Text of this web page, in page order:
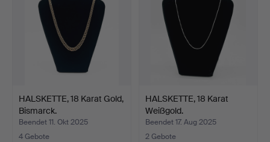
HALSKETTE, 18 Karat Gold,
Bismarck.
Beendet 11. Okt 2025
4 Gebote
HALSKETTE, 18 Karat
Weißgold.
Beendet 17. Aug 2025
2 Gebote